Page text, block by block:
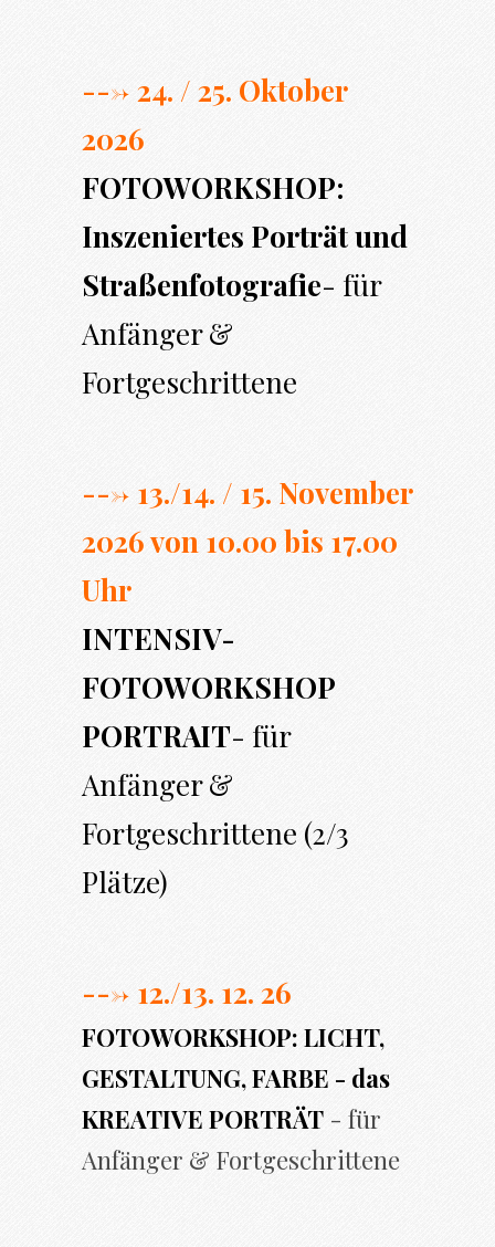
---> 24. / 25. Oktober
2026
FOTOWORKSHOP:
Inszeniertes Porträt und
Straßenfotografie- für
Anfänger &
Fortgeschrittene
---> 13./14. / 15. November
2026 von 10.00 bis 17.00
Uhr
INTENSIV-
FOTOWORKSHOP
PORTRAIT- für
Anfänger &
Fortgeschrittene (2/3
Plätze)
---> 12./13. 12. 26
FOTOWORKSHOP: LICHT,
GESTALTUNG, FARBE - das
KREATIVE PORTRÄT - für
Anfänger & Fortgeschrittene